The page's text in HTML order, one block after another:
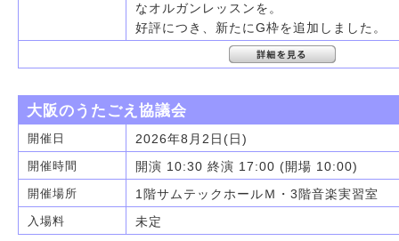
なオルガンレッスンを。
好評につき、新たにG枠を追加しました。
大阪のうたごえ協議会
開催日 2026年8月2日(日)
開催時間 開演 10:30 終演 17:00 (開場 10:00)
開催場所 1階サムテックホールＭ・3階音楽実習室
入場料 未定